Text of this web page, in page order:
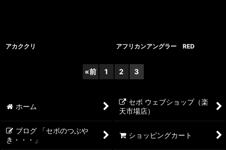
アカククリ アフリカンアングラー RED
«前 1 2 3
ホーム
セポ ウェブショップ（楽
天市場店）
ブログ 「セポのつぶや
き・・・」
ショッピングカート